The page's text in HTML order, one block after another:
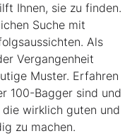
Ihnen, sie zu finden.
Suche mit
Als
Vergangenheit
Muster. Erfahren
100-Bagger sind und
die wirklich guten und
zu machen.